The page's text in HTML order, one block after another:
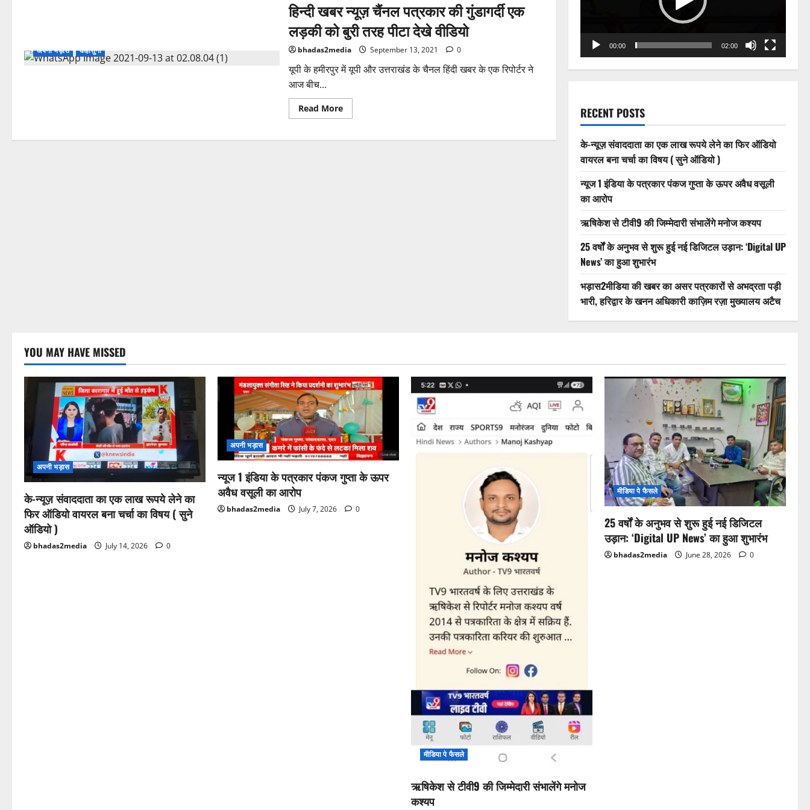
अपनी भड़ास कहासुनी
हिन्दी खबर न्यूज़ चैंनल पत्रकार की गुंडागर्दी एक
लड़की को बुरी तरह पीटा देखे वीडियो
bhadas2media September 13, 2021 0
यूपी के हमीरपुर में यूपी और उत्तराखंड के चैनल हिंदी खबर के एक रिपोर्टर ने
आज बीच...
Read MoreRead
more
खबर
00:00 02:00
RECENT POSTS
के-न्यूज़ संवाददाता का एक लाख रूपये लेने का फिर ऑडियो
वायरल बना चर्चा का विषय ( सुने ऑडियो )
न्यूज 1 इंडिया के पत्रकार पंकज गुप्ता के ऊपर अवैध वसूली
का आरोप
ऋषिकेश से टीवी9 की जिम्मेदारी संभालेंगे मनोज कश्यप
25 वर्षों के अनुभव से शुरू हुई नई डिजिटल उड़ान: ‘Digital UP
News’ का हुआ शुभारंभ
भड़ास2मीडिया की खबर का असर पत्रकारों से अभद्रता पड़ी
भारी, हरिद्वार के खनन अधिकारी काज़िम रज़ा मुख्यालय अटैच
YOU MAY HAVE MISSED
अपनी भड़ास
के-न्यूज़ संवाददाता का एक लाख रूपये लेने का
फिर ऑडियो वायरल बना चर्चा का विषय ( सुने
ऑडियो )
bhadas2media July 14, 2026 0
अपनी भड़ास
न्यूज 1 इंडिया के पत्रकार पंकज गुप्ता के ऊपर
अवैध वसूली का आरोप
bhadas2media July 7, 2026 0
मीडिया पे फैसले
ऋषिकेश से टीवी9 की जिम्मेदारी संभालेंगे मनोज
कश्यप
मीडिया पे फैसले
25 वर्षों के अनुभव से शुरू हुई नई डिजिटल
उड़ान: ‘Digital UP News’ का हुआ शुभारंभ
bhadas2media June 28, 2026 0